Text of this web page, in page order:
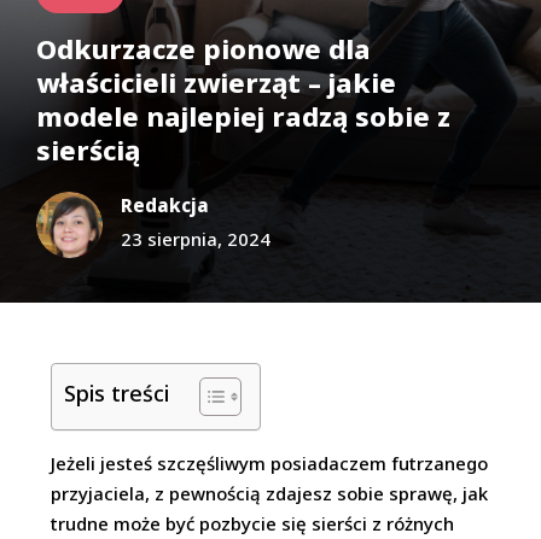
Odkurzacze pionowe dla
właścicieli zwierząt – jakie
modele najlepiej radzą sobie z
sierścią
Redakcja
23 sierpnia, 2024
Spis treści
Jeżeli jesteś szczęśliwym posiadaczem futrzanego
przyjaciela, z pewnością zdajesz sobie sprawę, jak
trudne może być pozbycie się sierści z różnych